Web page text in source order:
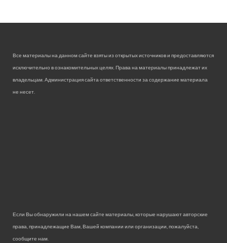
Все материалы на данном сайте взяты из открытых источников и предоставляются
исключительно в ознакомительных целях. Права на материалы принадлежат их
владельцам. Администрация сайта ответственности за содержание материала
не несет.
Если Вы обнаружили на нашем сайте материалы, которые нарушают авторские
права, принадлежащие Вам, Вашей компании или организации, пожалуйста,
сообщите нам.